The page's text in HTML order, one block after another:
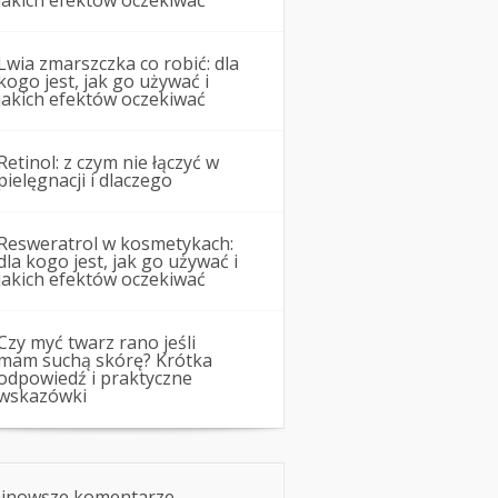
zmarszczka co robić: dla
jest, jak go używać i
efektów oczekiwać
z czym nie łączyć w
i dlaczego
w kosmetykach:
kogo jest, jak go używać i
efektów oczekiwać
myć twarz rano jeśli
suchą skórę? Krótka
i praktyczne